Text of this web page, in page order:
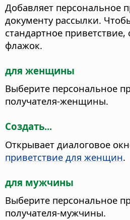
Добавляет персональное
документу рассылки.
стандартное приветствие,
флажок.
для женщины
Выберите персональное
получателя-женщины.
Создать...
Открывает диалоговое
приветствие для женщин.
для мужчины
Выберите персональное
получателя-мужчины.